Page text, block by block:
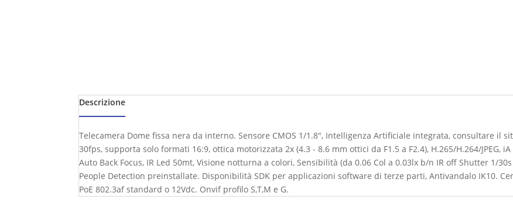
Descrizione
Telecamera Dome fissa nera da interno. Sensore CMOS 1/1.8", Intelligenza Artificiale integrata, consultare il
30fps, supporta solo formati 16:9, ottica motorizzata 2x (4.3 - 8.6 mm ottici da F1.5 a F2.4), H.265/H.264/JPEG,
Auto Back Focus, IR Led 50mt, Visione notturna a colori, Sensibilità (da 0.06 Col a 0.03lx b/n IR off Shutter 1/
People Detection preinstallate. Disponibilità SDK per applicazioni software di terze parti, Antivandalo IK10.
PoE 802.3af standard o 12Vdc. Onvif profilo S,T,M e G.